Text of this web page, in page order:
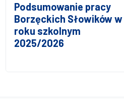
Podsumowanie pracy
Borzęckich Słowików w
roku szkolnym
2025/2026